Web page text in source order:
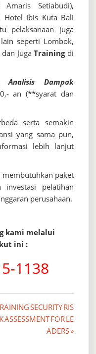
Setiabudi),
Hotel Ibis Kuta Bali
pelaksanaan juga
seperti Lombok,
dan JugaTrainingdi
Analisis Dampak
an (**syarat dan
serta semakin
yang sama pun,
lebih lanjut
membutuhkan paket
pelatihan
perusahaan.
kami melalui
ini :
1138
SECURITY RIS
K ASSESSMENT FOR LE
ADERS »